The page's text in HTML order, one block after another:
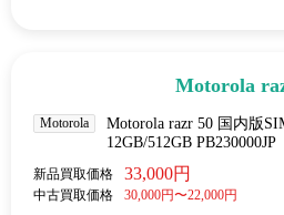
Motorola
Motorola
Motorola razr 50 国内版
12GB/512GB PB230000JP
新品買取価格 33,000円
中古買取価格 30,000円〜22,000円